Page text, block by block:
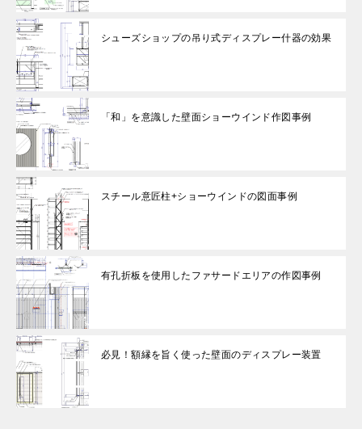
シューズショップの吊り式ディスプレー什器の効果
「和」を意識した壁面ショーウインド作図事例
スチール意匠柱+ショーウインドの図面事例
有孔折板を使用したファサードエリアの作図事例
必見！額縁を旨く使った壁面のディスプレー装置